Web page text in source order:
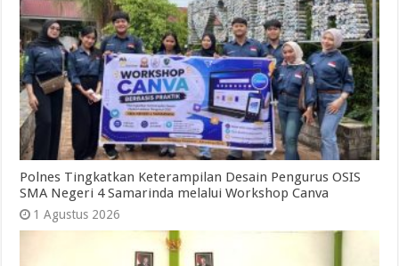
Polnes Tingkatkan Keterampilan Desain Pengurus OSIS
SMA Negeri 4 Samarinda melalui Workshop Canva
1 Agustus 2026